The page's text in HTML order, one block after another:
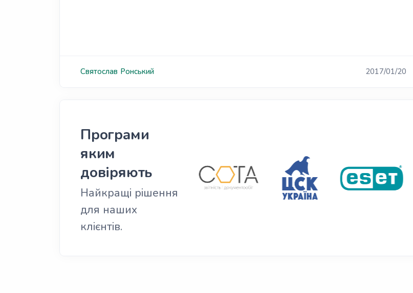
Святослав Ронський 2017/01/20
Програми
яким
довіряють
Найкращі рішення
для наших
клієнтів.